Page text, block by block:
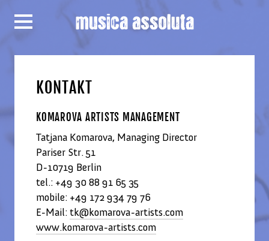
KONTAKT
KOMAROVA ARTISTS MANAGEMENT
Tatjana Komarova, Managing Director
Pariser Str. 51
D-10719 Berlin
tel.: +49 30 88 91 65 35
mobile: +49 172 934 79 76
E-Mail:tk@komarova-artists.com
www.komarova-artists.com